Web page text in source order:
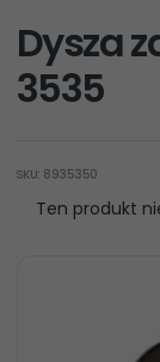
Dysza
3535
SKU: 8935350
Ten produkt